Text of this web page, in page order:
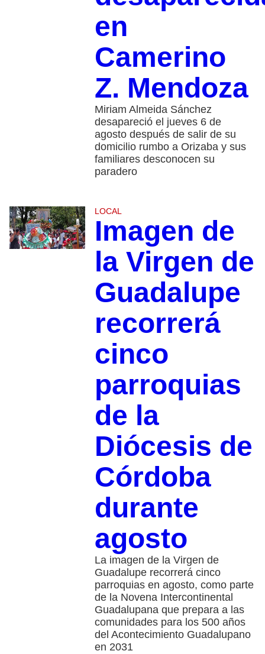
en
Camerino
Z. Mendoza
Miriam Almeida Sánchez
desapareció el jueves 6 de
agosto después de salir de su
domicilio rumbo a Orizaba y sus
familiares desconocen su
paradero
LOCAL
Imagen de
la Virgen de
Guadalupe
recorrerá
cinco
parroquias
de la
Diócesis de
Córdoba
durante
agosto
La imagen de la Virgen de
Guadalupe recorrerá cinco
parroquias en agosto, como parte
de la Novena Intercontinental
Guadalupana que prepara a las
comunidades para los 500 años
del Acontecimiento Guadalupano
en 2031